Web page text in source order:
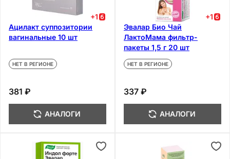
+1
Ацилакт суппозитории
вагинальные 10 шт
НЕТ В РЕГИОНЕ
381 ₽
АНАЛОГИ
+1
Эвалар Био Чай
ЛактоМама фильтр-
пакеты 1,5 г 20 шт
НЕТ В РЕГИОНЕ
337 ₽
АНАЛОГИ